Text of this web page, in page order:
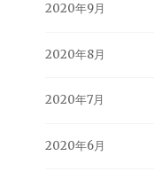
2020年9月
2020年8月
2020年7月
2020年6月